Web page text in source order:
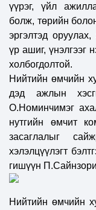
үүрэг, үйл
болж, төрийн
эргэлтэд
үр ашиг, үнэлгээг
холбогдолтой.
Нийтийн өмчийн
дэд ажлын
О.Номинчимэг
нутгийн өмчит
засаглалыг
хэлэлцүүлэгт
гишүүн
Нийтийн өмчийн